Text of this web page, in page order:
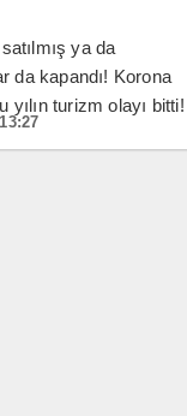
ya da
da kapandı! Korona
yılın turizm olayı bitti!